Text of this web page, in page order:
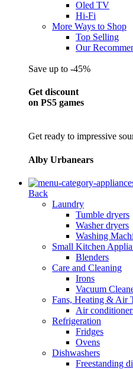
Oled TV
Hi-Fi
More Ways to Shop
Top Selling
Our
Save up to -45%
Get discount
on PS5 games
Get ready to impressive
Alby Urbanears
Back
Laundry
Tumble dryers
Washer dryers
Washing
Small Kitchen
Blenders
Care and Cleaning
Irons
Vacuum
Fans, Heating & Air
Air
Refrigeration
Fridges
Ovens
Dishwashers
Freestanding